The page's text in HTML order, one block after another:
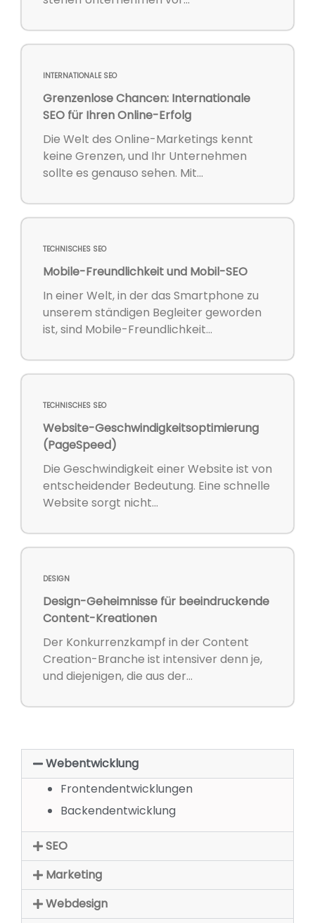
INTERNATIONALE SEO
Grenzenlose Chancen: Internationale
SEO für Ihren Online-Erfolg
Die Welt des Online-Marketings kennt
keine Grenzen, und Ihr Unternehmen
sollte es genauso sehen. Mit...
TECHNISCHES SEO
Mobile-Freundlichkeit und Mobil-SEO
In einer Welt, in der das Smartphone zu
unserem ständigen Begleiter geworden
ist, sind Mobile-Freundlichkeit...
TECHNISCHES SEO
Website-Geschwindigkeitsoptimierung
(PageSpeed)
Die Geschwindigkeit einer Website ist von
entscheidender Bedeutung. Eine schnelle
Website sorgt nicht...
DESIGN
Design-Geheimnisse für beeindruckende
Content-Kreationen
Der Konkurrenzkampf in der Content
Creation-Branche ist intensiver denn je,
und diejenigen, die aus der...
Webentwicklung
Frontendentwicklungen
Backendentwicklung
SEO
Marketing
Webdesign